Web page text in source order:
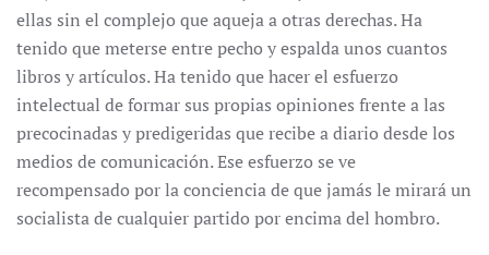
ellas sin el complejo que aqueja a otras derechas. Ha
tenido que meterse entre pecho y espalda unos cuantos
libros y artículos. Ha tenido que hacer el esfuerzo
intelectual de formar sus propias opiniones frente a las
precocinadas y predigeridas que recibe a diario desde los
medios de comunicación. Ese esfuerzo se ve
recompensado por la conciencia de que jamás le mirará un
socialista de cualquier partido por encima del hombro.